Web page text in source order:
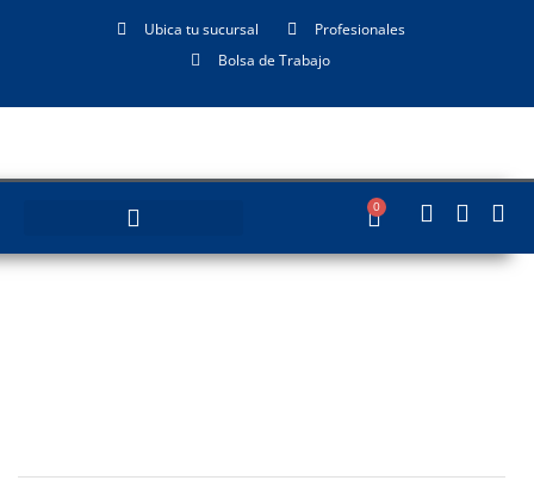
Ubica tu sucursal
Profesionales
Bolsa de Trabajo
0